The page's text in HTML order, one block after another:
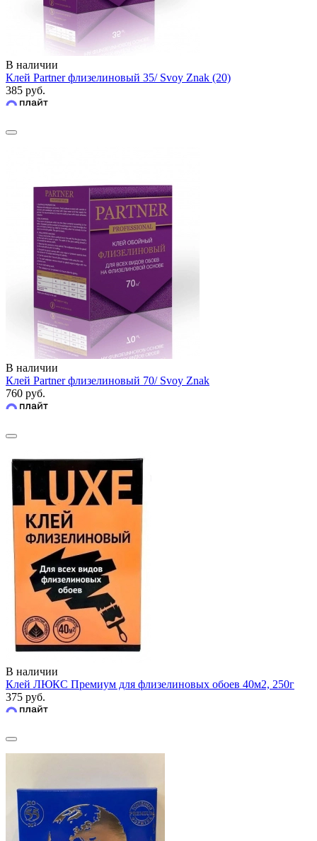
В наличии
Клей Partner флизелиновый 35/ Svoy Znak (20)
385 руб.
В наличии
Клей Partner флизелиновый 70/ Svoy Znak
760 руб.
В наличии
Клей ЛЮКС Премиум для флизелиновых обоев 40м2, 250г
375 руб.